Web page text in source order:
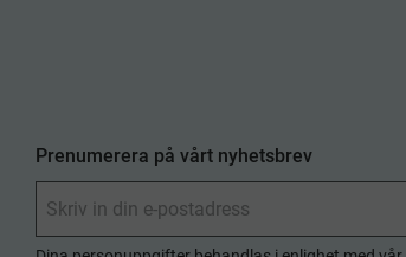
Prenumerera på vårt nyhetsbrev